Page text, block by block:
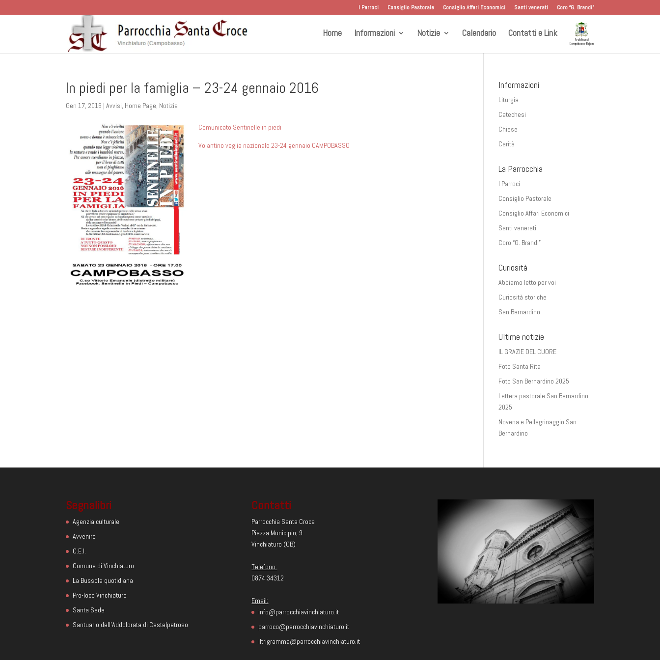
I Parroci Consiglio Pastorale Consiglio Affari Economici Santi venerati Coro “G. Brandi”
Home Informazioni Notizie Calendario Contatti e Link
In piedi per la famiglia – 23-24 gennaio 2016
Gen 17, 2016 |Avvisi, Home Page, Notizie
Comunicato Sentinelle in piedi
Volantino veglia nazionale 23-24 gennaio CAMPOBASSO
Informazioni
Liturgia
Catechesi
Chiese
Carità
La Parrocchia
I Parroci
Consiglio Pastorale
Consiglio Affari Economici
Santi venerati
Coro “G. Brandi”
Curiosità
Abbiamo letto per voi
Curiosità storiche
San Bernardino
Ultime notizie
IL GRAZIE DEL CUORE
Foto Santa Rita
Foto San Bernardino 2025
Lettera pastorale San Bernardino
2025
Novena e Pellegrinaggio San
Bernardino
Segnalibri
Agenzia culturale
Avvenire
C.E.I.
Comune di Vinchiaturo
La Bussola quotidiana
Pro-loco Vinchiaturo
Santa Sede
Santuario dell'Addolorata di Castelpetroso
Contatti
Parrocchia Santa Croce
Piazza Municipio, 9
Vinchiaturo (CB)
Telefono:
0874 34312
Email:
info@parrocchiavinchiaturo.it
parroco@parrocchiavinchiaturo.it
iltrigramma@parrocchiavinchiaturo.it